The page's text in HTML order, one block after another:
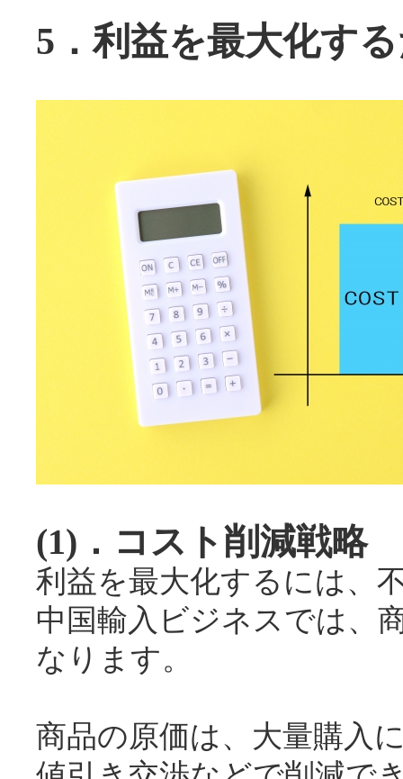
5．利益を最大化す
(1)．コスト削減戦略
利益を最大化するには、
中国輸入ビジネスでは、
なります。
商品の原価は、大量購入